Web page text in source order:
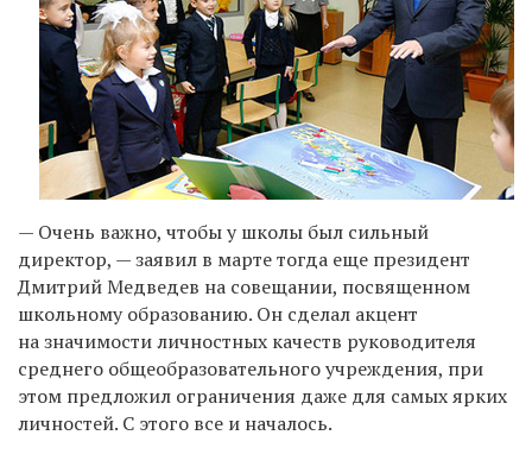
— Очень важно, чтобы у школы был сильный
директор, — заявил в марте тогда еще президент
Дмитрий Медведев на совещании, посвященном
школьному образованию. Он сделал акцент
на значимости личностных качеств руководителя
среднего общеобразовательного учреждения, при
этом предложил ограничения даже для самых ярких
личностей. С этого все и началось.